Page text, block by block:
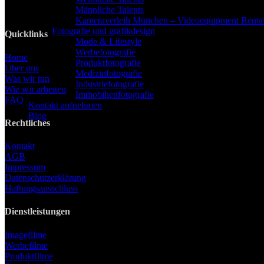
Männliche Talents
Kameraverleih München – Videoequipment
Fotografie und grafikdesign
Mode & Lifestyle
Werbefotografie
Produktfotografie
Medizinfotografie
Industriefotografie
Immobilienfotografie
Kontakt aufnehmen
Blog
Web: www.lanizmedia.com
Quicklinks
Home
Über uns
Was wir tun
Wie wir arbeiten
FAQ
Rechtliches
Kontakt
AGB
Impressum
Datenschutzerklärung
Haftungsausschluss
Dienstleistungen
Imagefilme
Werbefilme
Produktfilme